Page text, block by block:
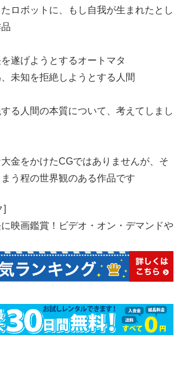
ロボットに、もし自我が生まれたとし
遂げようとするオートマタ
未知を拒絶しようとする人間
る人間の本質について、考えてしまし
金をかけたCGではありませんが、そ
う程の世界観のある作品です
]
映画鑑賞！ビデオ・オン・デマンドや